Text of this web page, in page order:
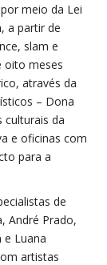
meio da Lei
a partir de
slam e
oito meses
através da
– Dona
culturais da
e oficinas com
para a
de
André Prado,
e Luana
artistas